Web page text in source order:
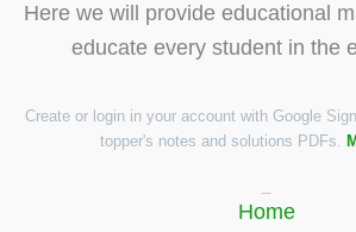
Here we will provide educational
educate every student in the
Create or login in your account with Google
topper's notes and solutions PDFs.
Home